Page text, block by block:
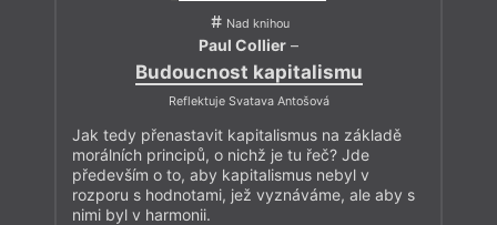
Nad knihou
Paul Collier –
Budoucnost kapitalismu
Reflektuje Svatava Antošová
Jak tedy přenastavit kapitalismus na základě
morálních principů, o nichž je tu řeč? Jde
především o to, aby kapitalismus nebyl v
rozporu s hodnotami, jež vyznáváme, ale aby s
nimi byl v harmonii.